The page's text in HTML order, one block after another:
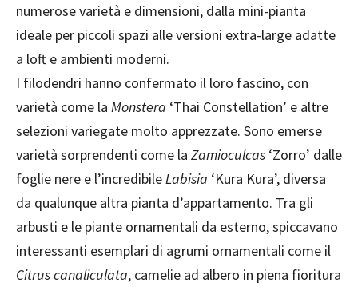
numerose varietà e dimensioni, dalla mini-pianta
ideale per piccoli spazi alle versioni extra-large adatte
a loft e ambienti moderni.
I filodendri hanno confermato il loro fascino, con
varietà come la Monstera ‘Thai Constellation’ e altre
selezioni variegate molto apprezzate. Sono emerse
varietà sorprendenti come la Zamioculcas ‘Zorro’ dalle
foglie nere e l’incredibileLabisia ‘Kura Kura’, diversa
da qualunque altra pianta d’appartamento. Tra gli
arbusti e le piante ornamentali da esterno, spiccavano
interessanti esemplari di agrumi ornamentali come il
Citrus canaliculata, camelie ad albero in piena fioritura